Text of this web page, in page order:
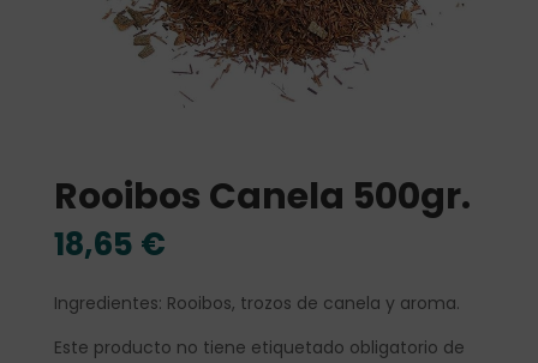
Rooibos Canela 500gr.
18,65 €
Ingredientes: Rooibos, trozos de canela y aroma.
Este producto no tiene etiquetado obligatorio de